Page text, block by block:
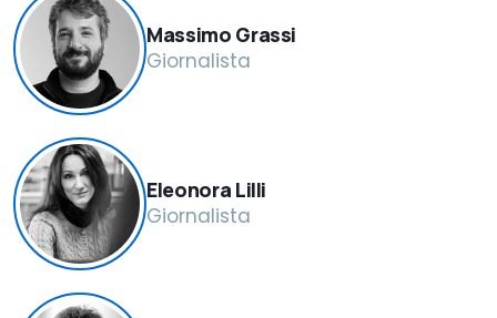
Massimo Grassi
Giornalista
Eleonora Lilli
Giornalista